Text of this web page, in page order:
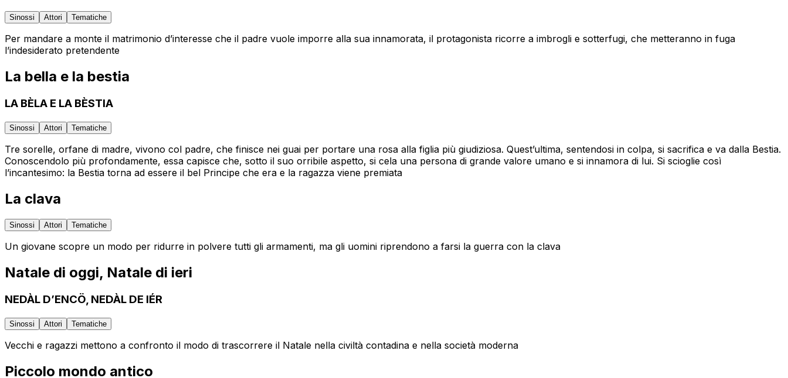
Sinossi Attori Tematiche
Per mandare a monte il matrimonio d’interesse che il padre vuole imporre alla sua innamorata, il protagonista ricorre a imbrogli e sotterfugi, che metteranno in fuga
l’indesiderato pretendente
La bella e la bestia
LA BÈLA E LA BÈSTIA
Sinossi Attori Tematiche
Tre sorelle, orfane di madre, vivono col padre, che finisce nei guai per portare una rosa alla figlia più giudiziosa. Quest’ultima, sentendosi in colpa, si sacrifica e va dalla Bestia.
Conoscendolo più profondamente, essa capisce che, sotto il suo orribile aspetto, si cela una persona di grande valore umano e si innamora di lui. Si scioglie così
l’incantesimo: la Bestia torna ad essere il bel Principe che era e la ragazza viene premiata
La clava
Sinossi Attori Tematiche
Un giovane scopre un modo per ridurre in polvere tutti gli armamenti, ma gli uomini riprendono a farsi la guerra con la clava
Natale di oggi, Natale di ieri
NEDÀL D’ENCÖ, NEDÀL DE IÉR
Sinossi Attori Tematiche
Vecchi e ragazzi mettono a confronto il modo di trascorrere il Natale nella civiltà contadina e nella società moderna
Piccolo mondo antico